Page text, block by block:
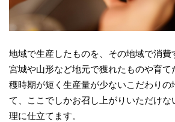
地域で生産したものを、その地域で消費
宮城や山形など地元で獲れたものや育て
穫時期が短く生産量が少ないこだわりの
て、ここでしかお召し上がりいただけな
理に仕立てます。